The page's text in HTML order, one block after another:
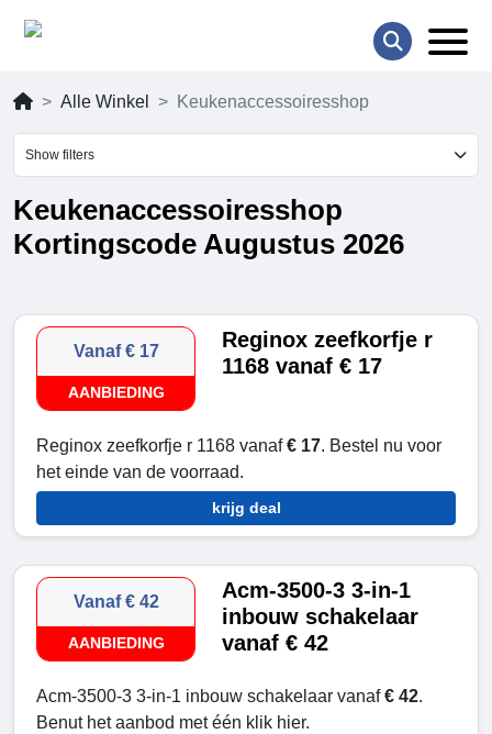
Alle Winkel Keukenaccessoiresshop
Show filters
Keukenaccessoiresshop
Kortingscode Augustus 2026
Vanaf € 17
AANBIEDING
Reginox zeefkorfje r
1168 vanaf € 17
Reginox zeefkorfje r 1168 vanaf€ 17. Bestel nu voor
het einde van de voorraad.
krijg deal
Vanaf € 42
AANBIEDING
Acm-3500-3 3-in-1
inbouw schakelaar
vanaf € 42
Acm-3500-3 3-in-1 inbouw schakelaar vanaf€ 42.
Benut het aanbod met één klik hier.